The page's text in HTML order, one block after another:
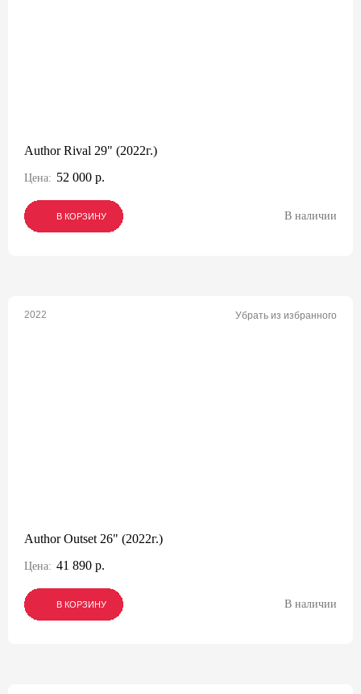
Author Rival 29" (2022г.)
Цена: 52 000 р.
В КОРЗИНУ
В КОРЗИНУ
В КОРЗИНУ В наличии
2022 Убрать из избранного
Author Outset 26" (2022г.)
Цена: 41 890 р.
В КОРЗИНУ
В КОРЗИНУ
В КОРЗИНУ В наличии